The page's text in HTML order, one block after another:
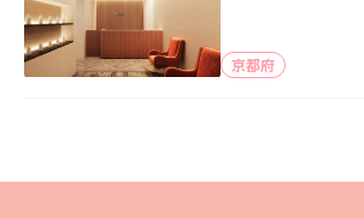
京都府